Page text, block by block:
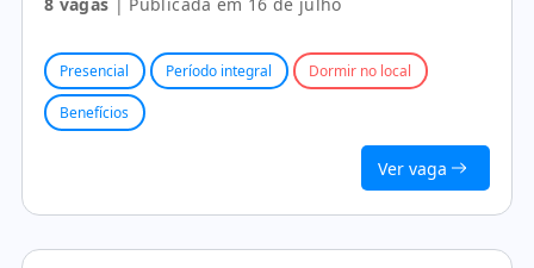
8 vagas | Publicada em 16 de julho
Presencial Período integral Dormir no local
Benefícios
Ver vaga